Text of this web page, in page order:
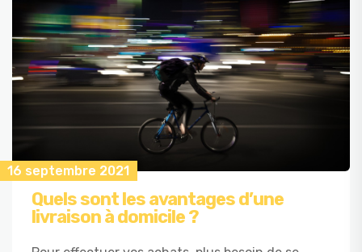
16 septembre 2021
Quels sont les avantages d’une
livraison à domicile ?